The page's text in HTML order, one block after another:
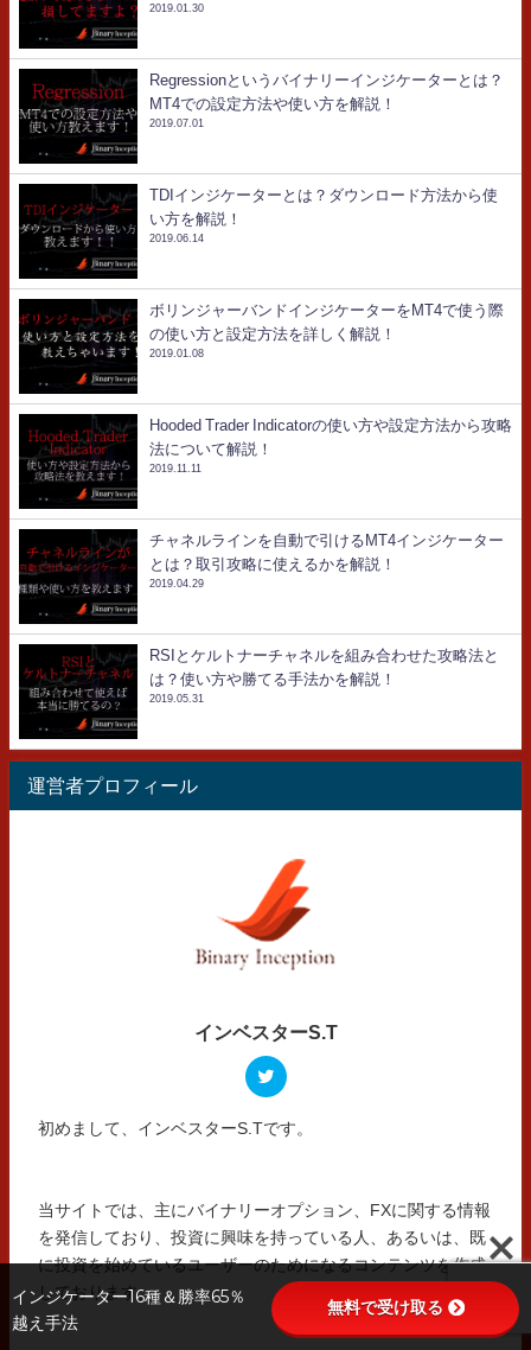
2019.01.30
Regressionというバイナリーインジケーターとは？
MT4での設定方法や使い方を解説！
2019.07.01
TDIインジケーターとは？ダウンロード方法から使
い方を解説！
2019.06.14
ボリンジャーバンドインジケーターをMT4で使う際
の使い方と設定方法を詳しく解説！
2019.01.08
Hooded Trader Indicatorの使い方や設定方法から攻略
法について解説！
2019.11.11
チャネルラインを自動で引けるMT4インジケーター
とは？取引攻略に使えるかを解説！
2019.04.29
RSIとケルトナーチャネルを組み合わせた攻略法と
は？使い方や勝てる手法かを解説！
2019.05.31
運営者プロフィール
インベスターS.T
初めまして、インベスターS.Tです。
当サイトでは、主にバイナリーオプション、FXに関する情報
を発信しており、投資に興味を持っている人、あるいは、既
に投資を始めているユーザーのためになるコンテンツを作成
しております。
インジケーター16種＆勝率65％
越え手法
無料で受け取る